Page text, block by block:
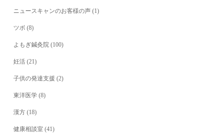
ニュースキャンのお客様の声 (1)
ツボ (8)
よもぎ鍼灸院 (100)
妊活 (21)
子供の発達支援 (2)
東洋医学 (8)
漢方 (18)
健康相談室 (41)